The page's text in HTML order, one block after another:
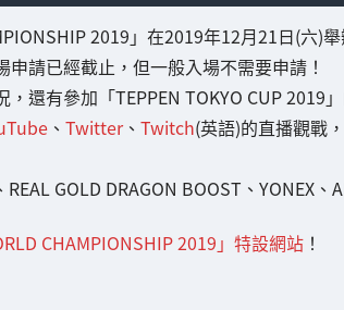
2019」在2019年12月21日(六)
請已經截止，但一般入場不需要申請！
還有參加「TEPPEN TOKYO CUP 2019
、 Twitter、 Twitch(英語)的直播觀戰
GOLD DRAGON BOOST、YONEX、
CHAMPIONSHIP 2019」特設網站！